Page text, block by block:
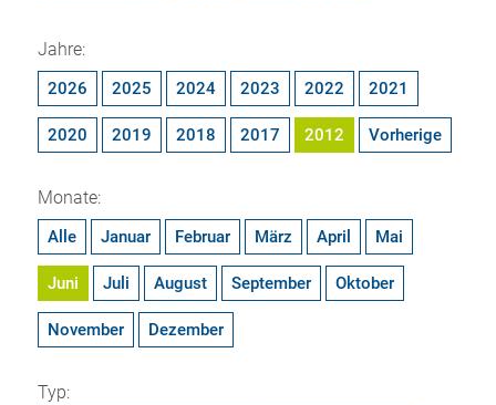
Jahre:
2026 2025 2024 2023 2022 2021
2020 2019 2018 2017 2012 Vorherige
Monate:
Alle Januar Februar März April Mai
Juni Juli August September Oktober
November Dezember
Typ: